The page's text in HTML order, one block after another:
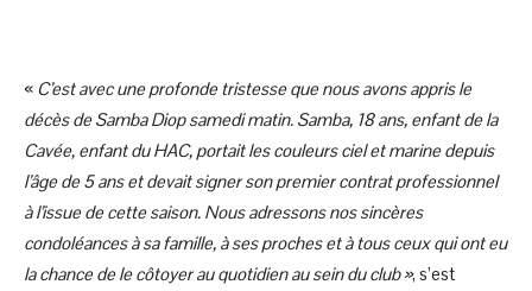
« C’est avec une profonde tristesse que nous avons appris le
décès de Samba Diop samedi matin. Samba, 18 ans, enfant de la
Cavée, enfant du HAC, portait les couleurs ciel et marine depuis
l’âge de 5 ans et devait signer son premier contrat professionnel
à l’issue de cette saison. Nous adressons nos sincères
condoléances à sa famille, à ses proches et à tous ceux qui ont eu
la chance de le côtoyer au quotidien au sein du club », s’est